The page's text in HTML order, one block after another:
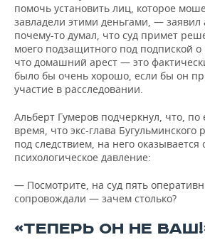
помочь установить лиц, которое
завладели этими деньгами, — заявил
почему-то думал, что суд примет
моего подзащитного под подпиской
что домашний арест — это
было бы очень хорошо, если бы он
участие в расследовании.
Альберт Гумеров подчеркнул, что,
время, что экс-глава Бугульминского
под следствием, на него оказывается
психологическое давление:
— Посмотрите, на суд пять
сопровождали — зачем столько?
«ТЕПЕРЬ ОН НЕ